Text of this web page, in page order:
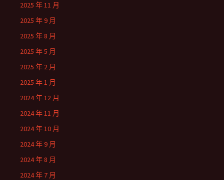
2025 年 11 月
2025 年 9 月
2025 年 8 月
2025 年 5 月
2025 年 2 月
2025 年 1 月
2024 年 12 月
2024 年 11 月
2024 年 10 月
2024 年 9 月
2024 年 8 月
2024 年 7 月